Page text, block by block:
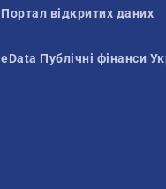
Портал відкритих даних
eData Публічні фінанси